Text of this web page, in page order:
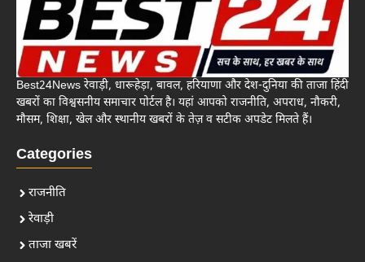
Best24News रेवाड़ी, धारूहेड़ा, बावल, हरियाणा और देश-दुनिया की ताजा हिंदी
खबरों का विश्वसनीय समाचार पोर्टल है। यहां आपको राजनीति, अपराध, नौकरी,
मौसम, शिक्षा, खेल और स्थानीय खबरों के तेज़ व सटीक अपडेट मिलते हैं।
Categories
राजनीति
रेवाड़ी
ताजा खबरें